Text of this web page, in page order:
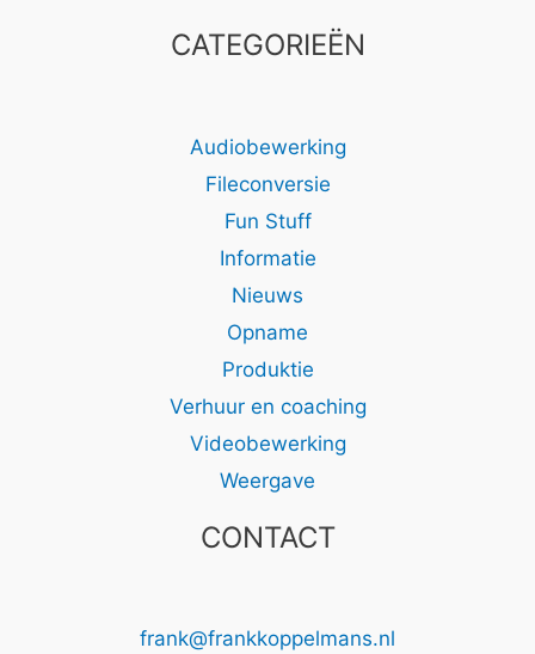
CATEGORIEËN
Audiobewerking
Fileconversie
Fun Stuff
Informatie
Nieuws
Opname
Produktie
Verhuur en coaching
Videobewerking
Weergave
CONTACT
frank@frankkoppelmans.nl